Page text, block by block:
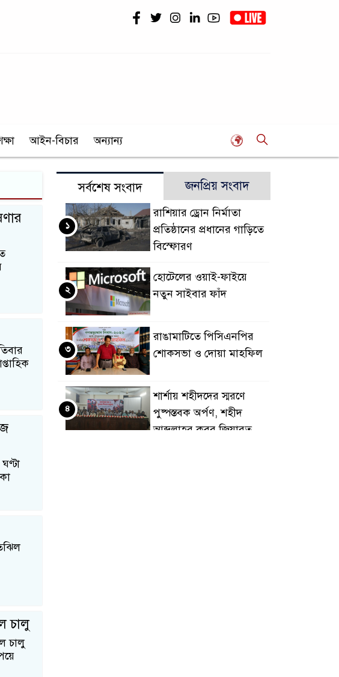
আইন-বিচার অন্যান্য
চালু
চালু
সর্বশেষ সংবাদ জনপ্রিয় সংবাদ
রাশিয়ার ড্রোন নির্মাতা
প্রতিষ্ঠানের প্রধানের গাড়িতে
বিস্ফোরণ
১
হোটেলের ওয়াই-ফাইয়ে
নতুন সাইবার ফাঁদ
২
রাঙামাটিতে পিসিএনপির
শোকসভা ও দোয়া মাহফিল
৩
শার্শায় শহীদদের স্মরণে
পুষ্পস্তবক অর্পণ, শহীদ
আব্দুল্লাহর কবর জিয়ারত
৪